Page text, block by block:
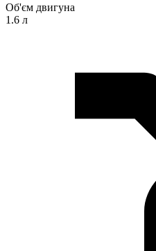
Об'єм двигуна
1.6 л